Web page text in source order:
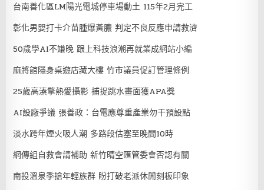
台南善化區LM陽光電城停車場動土 115年2月完工
彰化男嬰打卡介苗腫爆黃膿 判定不良反應申請救濟
50歲學AI不嫌晚 跟上科技浪潮再就業成網站小編
麻將館隱身桌遊店藏大樓 竹市議員促訂管理條例
25歲高溱擎熱愛攝影 捕捉跳水畫面獲APA獎
AI設廠爭議 張善政：台電應尊重產業勿干預設點
淡水跨年煙火吸人潮 多路段估塞至晚間10時
網傳組自救會請補助 新竹晴空匯管委會否認有關
南投溫泉季搶年輕族群 盼打破老派休閒刻板印象